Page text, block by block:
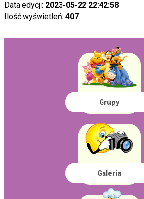
Data edycji: 2023-05-22 22:42:58
Ilość wyświetleń: 407
Grupy
Galeria